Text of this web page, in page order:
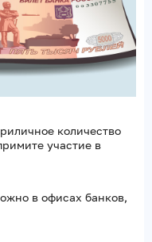
количество
участие в
в офисах банков,